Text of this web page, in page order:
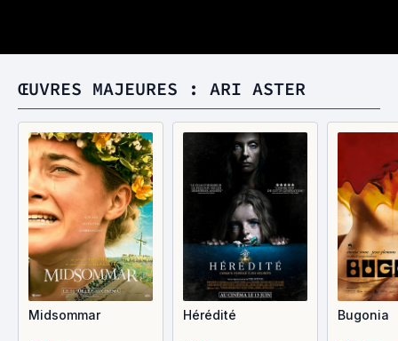
ŒUVRES MAJEURES : ARI ASTER
Midsommar Hérédité Bugonia